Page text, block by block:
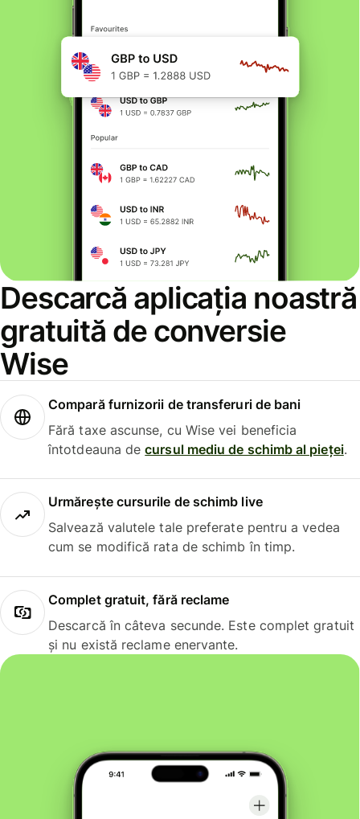
Descarcă aplicația noastră
gratuită de conversie
Wise
Compară furnizorii de transferuri de bani
Fără taxe ascunse, cu Wise vei beneficia
întotdeauna decursul mediu de schimb al pieței.
Urmărește cursurile de schimb live
Salvează valutele tale preferate pentru a vedea
cum se modifică rata de schimb în timp.
Complet gratuit, fără reclame
Descarcă în câteva secunde. Este complet gratuit
și nu există reclame enervante.